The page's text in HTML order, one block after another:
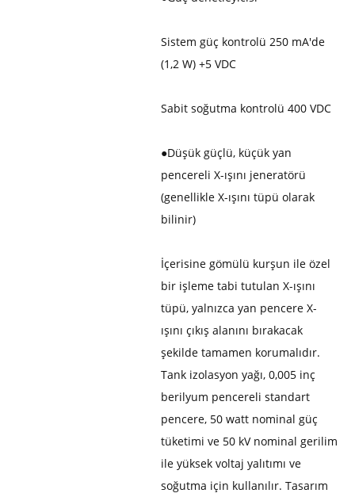
Sistem güç kontrolü 250 mA'de
(1,2 W) +5 VDC
Sabit soğutma kontrolü 400 VDC
●Düşük güçlü, küçük yan
pencereli X-ışını jeneratörü
(genellikle X-ışını tüpü olarak
bilinir)
İçerisine gömülü kurşun ile özel
bir işleme tabi tutulan X-ışını
tüpü, yalnızca yan pencere X-
ışını çıkış alanını bırakacak
şekilde tamamen korumalıdır.
Tank izolasyon yağı, 0,005 inç
berilyum pencereli standart
pencere, 50 watt nominal güç
tüketimi ve 50 kV nominal gerilim
ile yüksek voltaj yalıtımı ve
soğutma için kullanılır. Tasarım